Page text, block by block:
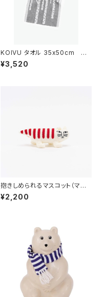
KOIVU タオル 35x50cm
／ LAPUAN KANKURIT（ラ
プアン カンクリ）
¥3,520
抱きしめられるマスコット（マイ
キー） / Lisa Larson リ
サ・ラーソン
¥2,200